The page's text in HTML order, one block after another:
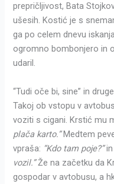
prepričljivost, Bata
ušesih. Kostić je s
ga po celem dnevu
ogromno bombonjero in
udaril.
“Tudi oče bi, sine” in
Takoj ob vstopu v
voziti s cigani. Krstić mu
plača karto.”Medtem
vpraša: “Kdo tam poje?”in
vozil.”Že na začetku da
gospodar v avtobusu, a